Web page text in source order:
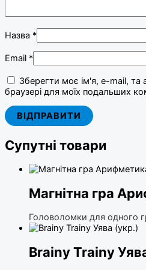
Назва *
Email *
Зберегти моє ім'я, e-mail, та
браузері для моїх подальших
Супутні товари
Магнітна гра
Головоломки для одного
Brainy Trainy